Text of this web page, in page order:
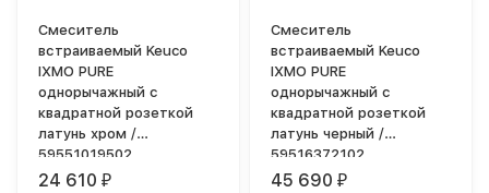
Смеситель
встраиваемый Keuco
IXMO PURE
однорычажный с
квадратной розеткой
латунь хром /
59551019502
24 610₽
Смеситель
встраиваемый Keuco
IXMO PURE
однорычажный с
квадратной розеткой
латунь черный /
59516372102
45 690₽